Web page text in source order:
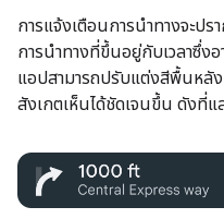
การแจ้งเตือนการนำทางจะป
การนำทางที่ขึ้นอยู่กับเวลาซึ่ง
แอปสามารถปรับแต่งสีพื้นหลัง
สังเกตเห็นได้ชัดเจนขึ้น ดังที่แ